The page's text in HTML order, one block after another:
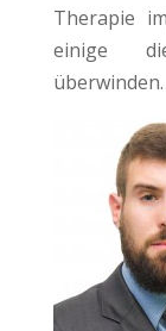
Therapie
einige
überwinden.